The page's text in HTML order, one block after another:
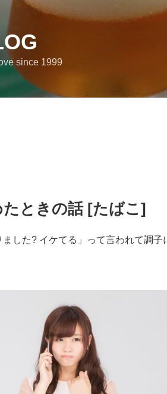
since 1999
ときの話 [たばこ]
した? イケてる」って言われて調子